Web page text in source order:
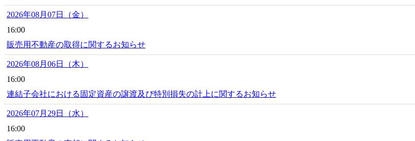
2026年08月07日（金）
16:00
販売用不動産の取得に関するお知らせ
2026年08月06日（木）
16:00
連結子会社における固定資産の譲渡及び特別損失の計上に関するお知らせ
2026年07月29日（水）
16:00